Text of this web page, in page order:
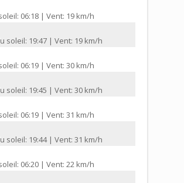
06:18 | Vent: 19 km/h
soleil: 19:47 | Vent: 19 km/h
06:19 | Vent: 30 km/h
soleil: 19:45 | Vent: 30 km/h
06:19 | Vent: 31 km/h
soleil: 19:44 | Vent: 31 km/h
06:20 | Vent: 22 km/h